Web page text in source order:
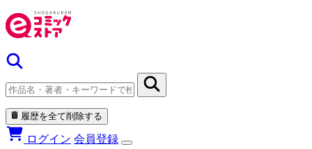
履歴を全て削除する
ログイン 会員登録